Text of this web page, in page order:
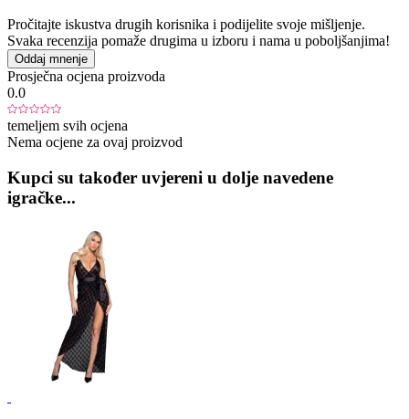
Pročitajte iskustva drugih korisnika i podijelite svoje mišljenje.
Svaka recenzija pomaže drugima u izboru i nama u poboljšanjima!
Oddaj mnenje
Prosječna ocjena proizvoda
0.0
temeljem svih ocjena
Nema ocjene za ovaj proizvod
Kupci su također uvjereni u dolje navedene
igračke...